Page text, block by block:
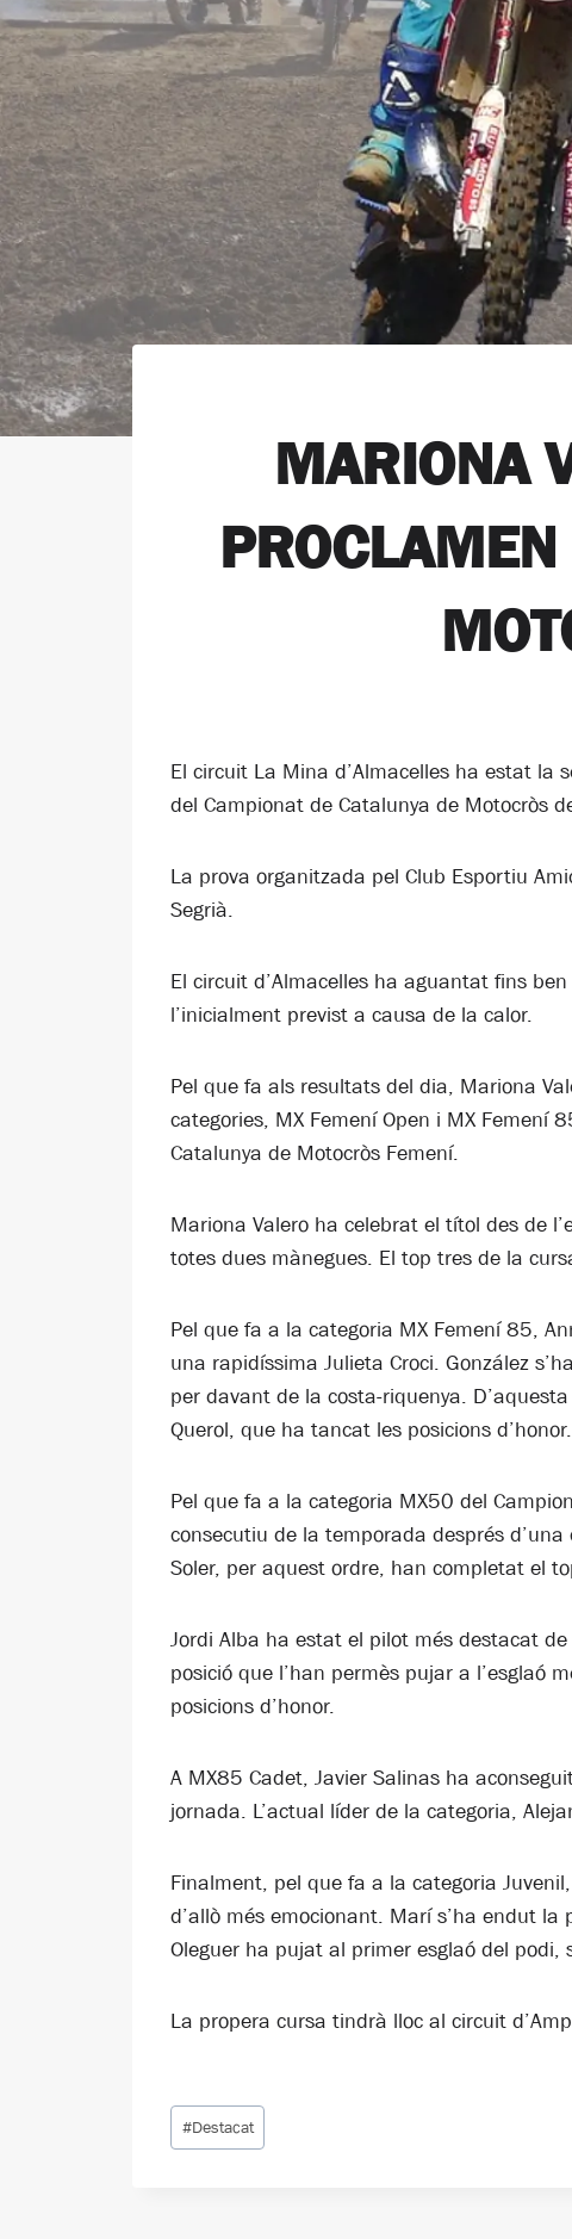
MARIONA
El circuit La Mina d’Almacelles ha estat la
del Campionat de Catalunya de Motocròs
La prova organitzada pel Club Esportiu
Segrià.
El circuit d’Almacelles ha aguantat fins
l’inicialment previst a causa de la calor.
Pel que fa als resultats del dia, Mariona
categories, MX Femení Open i MX Femení
Catalunya de Motocròs Femení.
Mariona Valero ha celebrat el títol des de
totes dues mànegues. El top tres de la
Pel que fa a la categoria MX Femení 85,
una rapidíssima Julieta Croci. González
per davant de la costa-riquenya.
Querol, que ha tancat les posicions d’honor.
Pel que fa a la categoria MX50 del
consecutiu de la temporada després
Soler, per aquest ordre, han completat el
Jordi Alba ha estat el pilot més destacat
posició que l’han permès pujar a l’esglaó
posicions d’honor.
A MX85 Cadet, Javier Salinas ha
jornada. L’actual líder de la categoria,
Finalment, pel que fa a la categoria
d’allò més emocionant. Marí s’ha endut
Oleguer ha pujat al primer esglaó del podi,
La propera cursa tindrà lloc al circuit
Etiquetes
d'entrada
#Destacat